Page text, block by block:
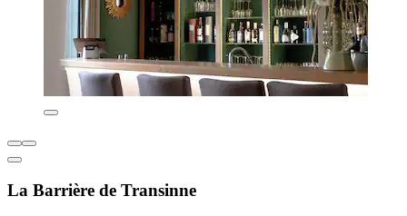
La Barrière de Transinne